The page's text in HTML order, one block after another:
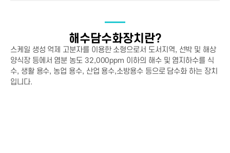
해수담수화장치란?
스케일 생성 억제 고분자를 이용한 소형으로서 도서지역, 선박 및 해상
양식장 등에서 염분 농도 32,000ppm 이하의 해수 및 염지하수를 식
수, 생활 용수, 농업 용수, 산업 용수,소방용수 등으로 담수화 하는 장치
입니다.